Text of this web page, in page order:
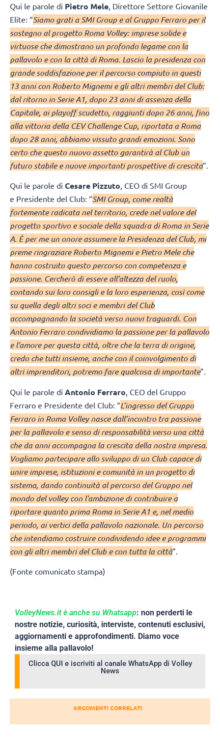
Qui le parole di Pietro Mele , Direttore Settore Giovanile
Elite: “Siamo grati a SMI Group e al Gruppo Ferraro per il
sostegno al progetto Roma Volley: imprese solide e
virtuose che dimostrano un profondo legame con la
pallavolo e con la città di Roma. Lascio la presidenza con
grande soddisfazione per il percorso compiuto in questi
13 anni con Roberto Mignemi e gli altri membri del Club:
dal ritorno in Serie A1, dopo 23 anni di assenza della
Capitale, ai playoff scudetto, raggiunti dopo 26 anni, fino
alla vittoria della CEV Challenge Cup, riportata a Roma
dopo 28 anni, abbiamo vissuto grandi emozioni. Sono
certo che questo nuovo assetto garantirà al Club un
futuro stabile e nuove importanti prospettive di crescita”.
Qui le parole di Cesare Pizzuto, CEO di SMI Group
e Presidente del Club: “SMI Group, come realtà
fortemente radicata nel territorio, crede nel valore del
progetto sportivo e sociale della squadra di Roma in Serie
A. È per me un onore assumere la Presidenza del Club, mi
preme ringraziare Roberto Mignemi e Pietro Mele che
hanno costruito questo percorso con competenza e
passione. Cercherò di essere all’altezza del ruolo,
contando sui loro consigli e la loro esperienza, così come
su quella degli altri soci e membri del Club
accompagnando la società verso nuovi traguardi. Con
Antonio Ferraro condividiamo la passione per la pallavolo
e l’amore per questa città, oltre che la terra di origine,
credo che tutti insieme, anche con il coinvolgimento di
altri imprenditori, potremo fare qualcosa di importante”.
Qui le parole di Antonio Ferraro , CEO del Gruppo
Ferraro e Presidente del Club: “L’ingresso del Gruppo
Ferraro in Roma Volley nasce dall’incontro tra passione
per la pallavolo e senso di responsabilità verso una città
che da anni accompagna la crescita della nostra impresa.
Vogliamo partecipare allo sviluppo di un Club capace di
unire imprese, istituzioni e comunità in un progetto di
sistema, dando continuità al percorso del Gruppo nel
mondo del volley con l’ambizione di contribuire a
riportare quanto prima Roma in Serie A1 e, nel medio
periodo, ai vertici della pallavolo nazionale. Un percorso
che intendiamo costruire condividendo idee e programmi
con gli altri membri del Club e con tutta la città”.
(Fonte comunicato stampa)
VolleyNews.it è anche su Whatsapp: non perderti le
nostre notizie, curiosità, interviste, contenuti esclusivi,
aggiornamenti e approfondimenti. Diamo voce
insieme alla pallavolo!
Clicca QUI e iscriviti al canale WhatsApp di Volley
News
ARGOMENTI CORRELATI